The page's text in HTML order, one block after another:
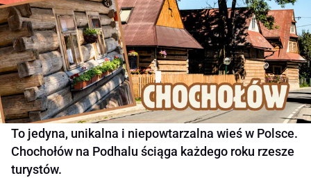
To jedyna, unikalna i niepowtarzalna wieś w Polsce.
Chochołów na Podhalu ściąga każdego roku rzesze
turystów.